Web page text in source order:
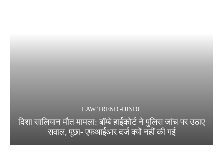
LAW TREND -HINDI
दिशा सालियान मौत मामला: बॉम्बे हाईकोर्ट ने पुलिस जांच पर उठाए
सवाल, पूछा- एफआईआर दर्ज क्यों नहीं की गई